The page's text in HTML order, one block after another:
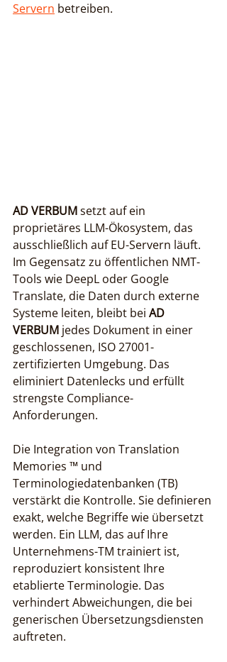
Servern betreiben.
AD VERBUM setzt auf ein
proprietäres LLM-Ökosystem, das
ausschließlich auf EU-Servern läuft.
Im Gegensatz zu öffentlichen NMT-
Tools wie DeepL oder Google
Translate, die Daten durch externe
Systeme leiten, bleibt bei AD
VERBUM jedes Dokument in einer
geschlossenen, ISO 27001-
zertifizierten Umgebung. Das
eliminiert Datenlecks und erfüllt
strengste Compliance-
Anforderungen.
Die Integration von Translation
Memories ™ und
Terminologiedatenbanken (TB)
verstärkt die Kontrolle. Sie definieren
exakt, welche Begriffe wie übersetzt
werden. Ein LLM, das auf Ihre
Unternehmens-TM trainiert ist,
reproduziert konsistent Ihre
etablierte Terminologie. Das
verhindert Abweichungen, die bei
generischen Übersetzungsdiensten
auftreten.